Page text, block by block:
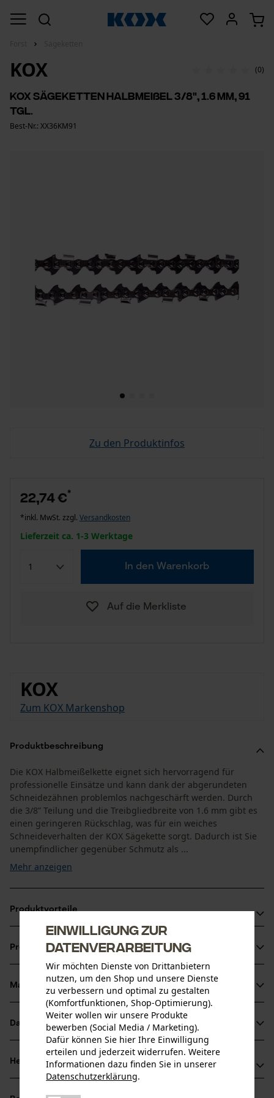
KOX (0)
KOX Sägeketten Halbmeißel 3/8", 1.6 mm, 91
Tgl.
Best-Nr.: XX36KM91
Zu den Produktinfos
22,74 €*
*inkl. MwSt. zzgl. Versandkosten
Lieferzeit ca. 1-3 Werktage
In den Warenkorb
Auf die Merkliste
KOX
Zum KOX Markenshop
Produktbeschreibung
Die KOX Halbmeißelkette eignet sich hervorragend für
professionelle Einsätze und kann dank der abgerundeten
Schneidezähnen problemlos nachgeschärft werden. Durch
die 3/8” Teilung und die Treibgliedbreite von 1.6 mm gibt es
einen geringeren Rückschlag, was für ein weiches
Schneideverhalten der KOX Sägekette sorgt. Dadurch ist Sie
unempfindlicher gegenüber Schmutz als ...
Mehr anzeigen
Produktvorteile
Weniger Rückschlag durch Sicherheitstreibglieder
Sägeketten Halbmeißel für reduzierte Vibration der
Schneidegarnitur
Unempfindlicher gegenüber Schmutz als Vollmeißel-
Sägeketten, aber etwas geringere Schnittleistung
Produktinformationen
Produktdetails
Aktivitätstyp
Altersgruppe
Material & Pflege
Material
Hauptmaterial
Datenblätter
Produktsicherheitsdatenblatt (PDF)
Herstellerdatenblatt (PDF)
Herstellerinformationen
Einwilligung zur
Datenverarbeitung
Wir möchten Dienste von Drittanbietern
nutzen, um den Shop und unsere Dienste
zu verbessern und optimal zu gestalten
(Komfortfunktionen, Shop-Optimierung).
Weiter wollen wir unsere Produkte
bewerben (Social Media / Marketing).
Dafür können Sie hier Ihre Einwilligung
erteilen und jederzeit widerrufen. Weitere
Informationen dazu finden Sie in unserer
Datenschutzerklärung.